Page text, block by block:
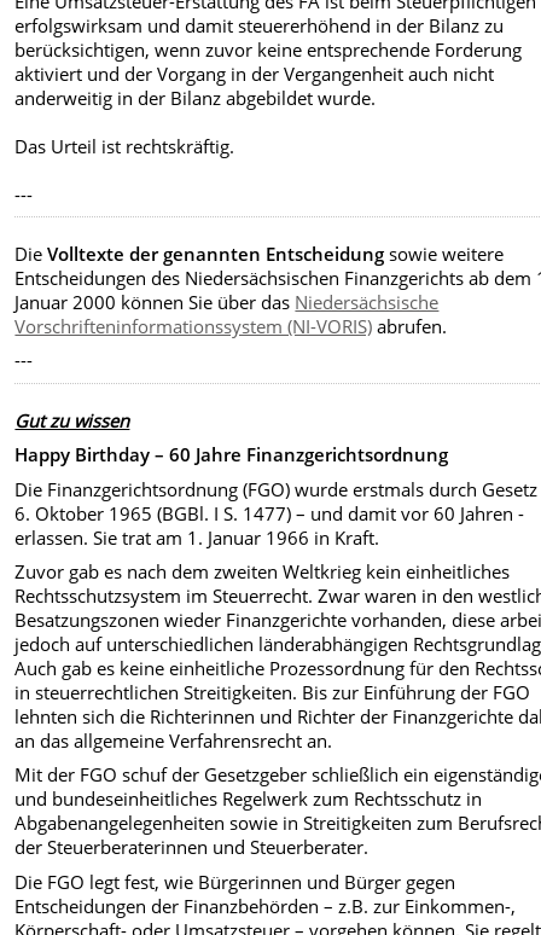
erfolgswirksam und damit steuererhöhend in der Bilanz zu
berücksichtigen, wenn zuvor keine entsprechende Forderung
aktiviert und der Vorgang in der Vergangenheit auch nicht
anderweitig in der Bilanz abgebildet wurde.
Das Urteil ist rechtskräftig.
---
Die Volltexte der genannten Entscheidung sowie weitere
Entscheidungen des Niedersächsischen Finanzgerichts ab dem
Januar 2000 können Sie über das Niedersächsische
Vorschrifteninformationssystem (NI-VORIS) abrufen.
---
Gut zu wissen
Happy Birthday – 60 Jahre Finanzgerichtsordnung
Die Finanzgerichtsordnung (FGO) wurde erstmals durch
6. Oktober 1965 (BGBl. I S. 1477) – und damit vor 60 Jahren -
erlassen. Sie trat am 1. Januar 1966 in Kraft.
Zuvor gab es nach dem zweiten Weltkrieg kein einheitliches
Rechtsschutzsystem im Steuerrecht. Zwar waren in den
Besatzungszonen wieder Finanzgerichte vorhanden, diese
jedoch auf unterschiedlichen länderabhängigen
Auch gab es keine einheitliche Prozessordnung für den
in steuerrechtlichen Streitigkeiten. Bis zur Einführung der FGO
lehnten sich die Richterinnen und Richter der Finanzgerichte
an das allgemeine Verfahrensrecht an.
Mit der FGO schuf der Gesetzgeber schließlich ein
und bundeseinheitliches Regelwerk zum Rechtsschutz in
Abgabenangelegenheiten sowie in Streitigkeiten zum
der Steuerberaterinnen und Steuerberater.
Die FGO legt fest, wie Bürgerinnen und Bürger gegen
Entscheidungen der Finanzbehörden – z.B. zur Einkommen-,
Körperschaft- oder Umsatzsteuer – vorgehen können. Sie